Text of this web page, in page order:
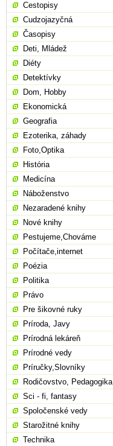
Cestopisy
Cudzojazyčná
Časopisy
Deti, Mládež
Diéty
Detektívky
Dom, Hobby
Ekonomická
Geografia
Ezoterika, záhady
Foto,Optika
História
Medicína
Náboženstvo
Nezaradené knihy
Nové knihy
Pestujeme,Chováme
Počítače,internet
Poézia
Politika
Právo
Pre šikovné ruky
Príroda, Javy
Prírodná lekáreň
Prírodné vedy
Príručky,Slovníky
Rodičovstvo, Pedagogika
Sci - fi, fantasy
Spoločenské vedy
Starožitné knihy
Technika